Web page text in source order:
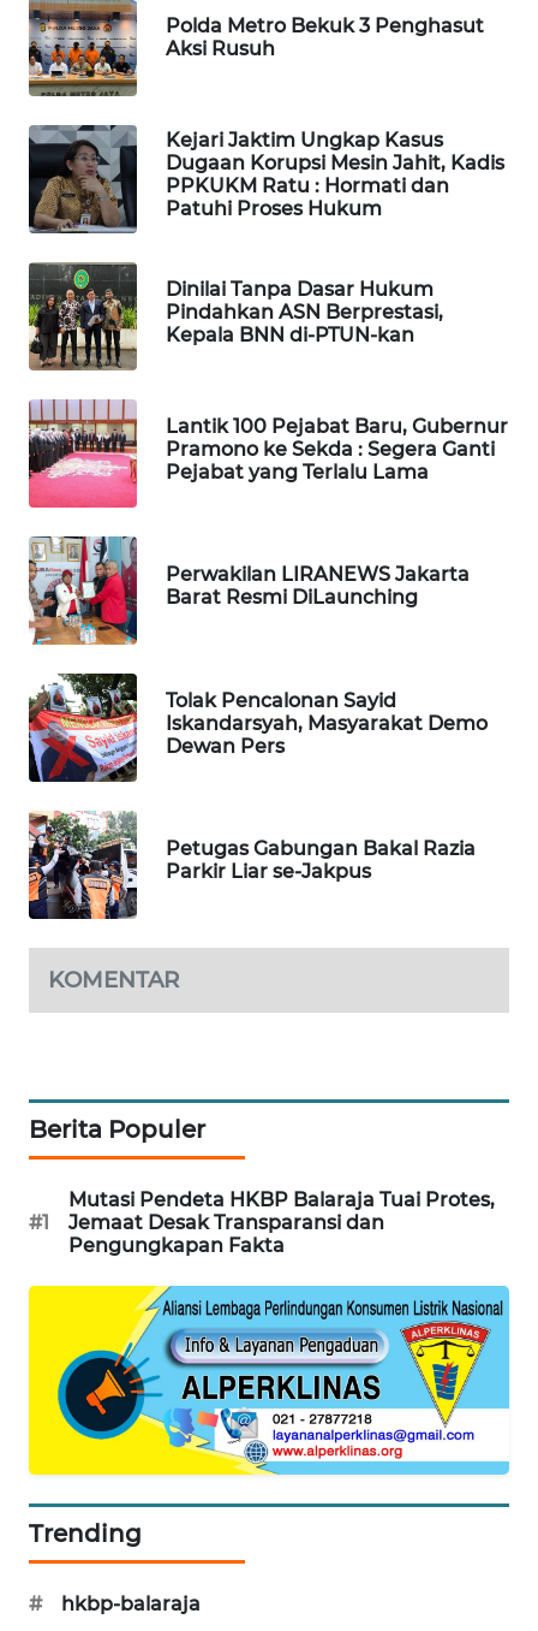
Polda Metro Bekuk 3 Penghasut
Aksi Rusuh
Kejari Jaktim Ungkap Kasus
Dugaan Korupsi Mesin Jahit, Kadis
PPKUKM Ratu : Hormati dan
Patuhi Proses Hukum
Dinilai Tanpa Dasar Hukum
Pindahkan ASN Berprestasi,
Kepala BNN di-PTUN-kan
Lantik 100 Pejabat Baru, Gubernur
Pramono ke Sekda : Segera Ganti
Pejabat yang Terlalu Lama
Perwakilan LIRANEWS Jakarta
Barat Resmi DiLaunching
Tolak Pencalonan Sayid
Iskandarsyah, Masyarakat Demo
Dewan Pers
Petugas Gabungan Bakal Razia
Parkir Liar se-Jakpus
KOMENTAR
Berita Populer
#1
Mutasi Pendeta HKBP Balaraja Tuai Protes,
Jemaat Desak Transparansi dan
Pengungkapan Fakta
Trending
# hkbp-balaraja
BEKASI
WN
WN
DEPOK
WN
TAPANULI
UTARA
SAMOSIR
WN
PADANG
WN
SUMEDANG
WN
CIANJUR
WN
KEPULAUAN
SERIBU
WN
TANGERANG
WN
BINJAI
WN
WN
KUNINGAN
MAJALENGKA
WN
SUBANG
WN
SUKABUMI
WN
PURWAKARTA